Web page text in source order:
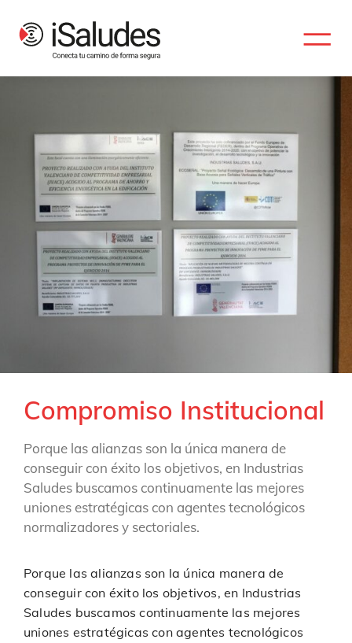
Compromiso Institucional
Porque las alianzas son la única manera de
conseguir con éxito los objetivos, en Industrias
Saludes buscamos continuamente las mejores
uniones estratégicas con agentes tecnológicos
normalizadores y sectoriales.
Porque las alianzas son la única manera de
conseguir con éxito los objetivos, en Industrias
Saludes buscamos continuamente las mejores
uniones estratégicas con agentes tecnológicos